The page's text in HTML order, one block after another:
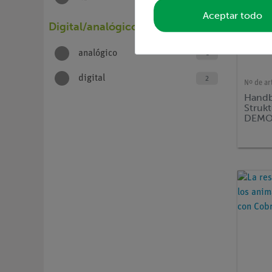
Digital/analógico
analógico 1
digital 2
Nº de
Aceptar todo